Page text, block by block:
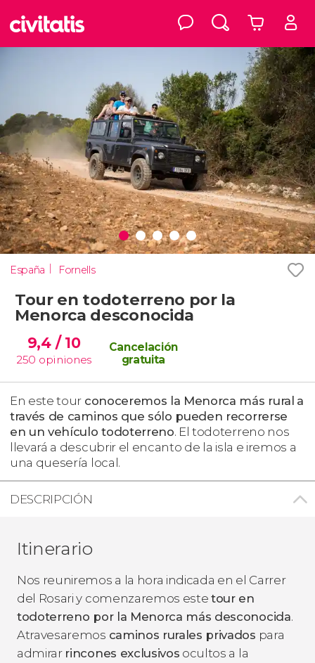
España Fornells
Tour en todoterreno por la
Menorca desconocida
9,4 / 10
250 opiniones
Cancelación
gratuita
En este tour conoceremos la Menorca más rural a
través de caminos que sólo pueden recorrerse
en un vehículo todoterreno. El todoterreno nos
llevará a descubrir el encanto de la isla e iremos a
una quesería local.
DESCRIPCIÓN
Itinerario
Nos reuniremos a la hora indicada en el Carrer
del Rosari y comenzaremos estetour en
todoterreno por la Menorca más desconocida.
Atravesaremos caminos rurales privados para
admirar rincones exclusivos ocultos a la